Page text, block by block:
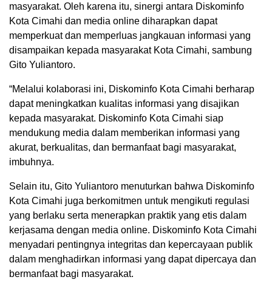
masyarakat. Oleh karena itu, sinergi antara Diskominfo
Kota Cimahi dan media online diharapkan dapat
memperkuat dan memperluas jangkauan informasi yang
disampaikan kepada masyarakat Kota Cimahi, sambung
Gito Yuliantoro.
“Melalui kolaborasi ini, Diskominfo Kota Cimahi berharap
dapat meningkatkan kualitas informasi yang disajikan
kepada masyarakat. Diskominfo Kota Cimahi siap
mendukung media dalam memberikan informasi yang
akurat, berkualitas, dan bermanfaat bagi masyarakat,
imbuhnya.
Selain itu, Gito Yuliantoro menuturkan bahwa Diskominfo
Kota Cimahi juga berkomitmen untuk mengikuti regulasi
yang berlaku serta menerapkan praktik yang etis dalam
kerjasama dengan media online. Diskominfo Kota Cimahi
menyadari pentingnya integritas dan kepercayaan publik
dalam menghadirkan informasi yang dapat dipercaya dan
bermanfaat bagi masyarakat.